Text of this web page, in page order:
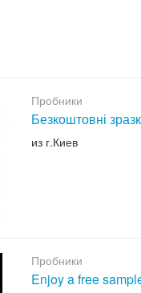
Пробники
Безкоштовні
из г.Киев
Пробники
Enjoy a free